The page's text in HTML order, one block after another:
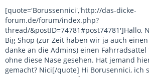
[quote='Borussennici','http://das-dicke-
forum.de/forum/index.php?
thread/&postID=74781#post74781']Hallo,
Big Shop (zur Zeit haben wir ja auch
danke an die Admins) einen
ohne diese Nase gesehen. Hat jemand
gemacht? Nici[/quote] Hi Borusennici, ich